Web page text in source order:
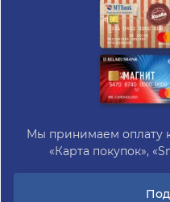
Мы принимаем оплату
«Карта покупок»,